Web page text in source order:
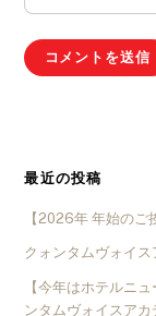
最近の投稿
【2026年 年始のご
クォンタムヴォイ
【今年はホテルニ
ンタムヴォイスア